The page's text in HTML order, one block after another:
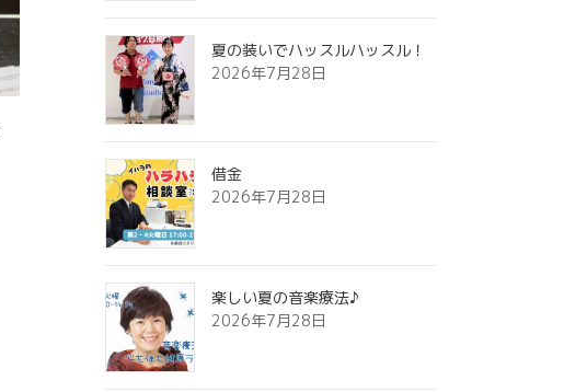
夏の装いでハッスルハッスル！
2026年7月28日
借金
2026年7月28日
楽しい夏の音楽療法♪
2026年7月28日